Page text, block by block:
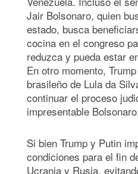
Jair Bolsonaro, quien
estado, busca
cocina en el congreso
reduzca y pueda estar
En otro momento,
brasileño de Lula da
continuar el proceso
impresentable
Si bien Trump y Putin
condiciones para el fin
Ucrania y Rusia,